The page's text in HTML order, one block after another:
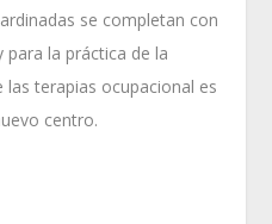
se completan con
para la práctica de la
terapias ocupacional es
centro.